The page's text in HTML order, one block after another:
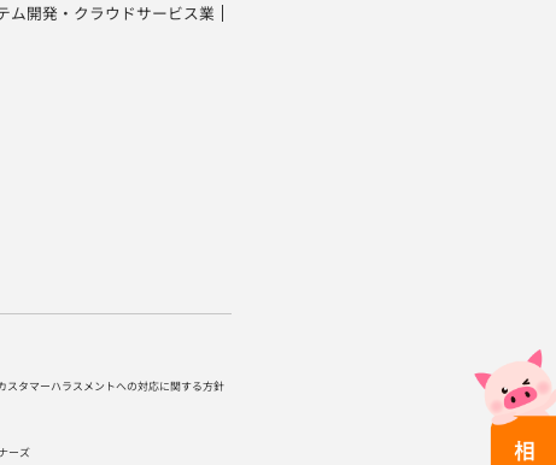
ム開発・クラウドサービス業
スタマーハラスメントへの対応に関する方針
ーズ